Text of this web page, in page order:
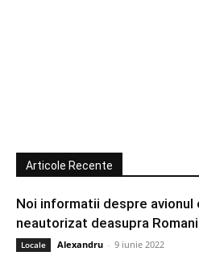
Articole Recente
Noi informatii despre avionul
neautorizat deasupra
Locale Alexandru - 9 iunie 2022